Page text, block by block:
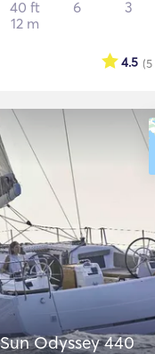
40 ft
12 m
6 3
(5
4.5
Odyssey 440